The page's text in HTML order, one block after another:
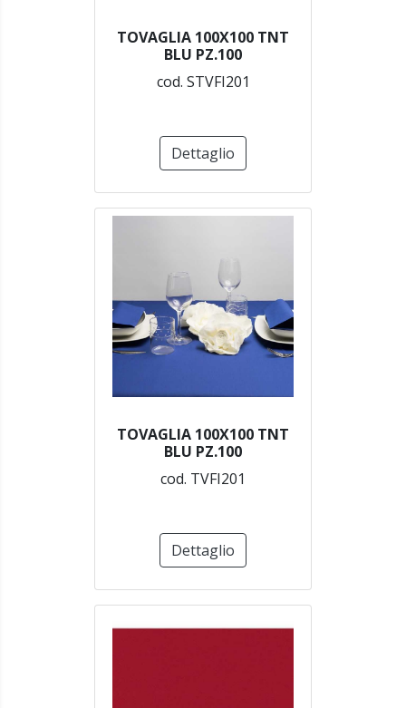
TOVAGLIA 100X100 TNT
BLU PZ.100
cod. STVFI201
Dettaglio
TOVAGLIA 100X100 TNT
BLU PZ.100
cod. TVFI201
Dettaglio